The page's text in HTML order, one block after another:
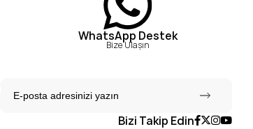
WhatsApp Destek
Bize Ulaşın
Bizi Takip Edin